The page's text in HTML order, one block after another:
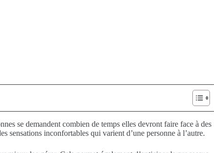
se demandent combien de temps elles devront faire face à des
sensations inconfortables qui varient d’une personne à l’autre.